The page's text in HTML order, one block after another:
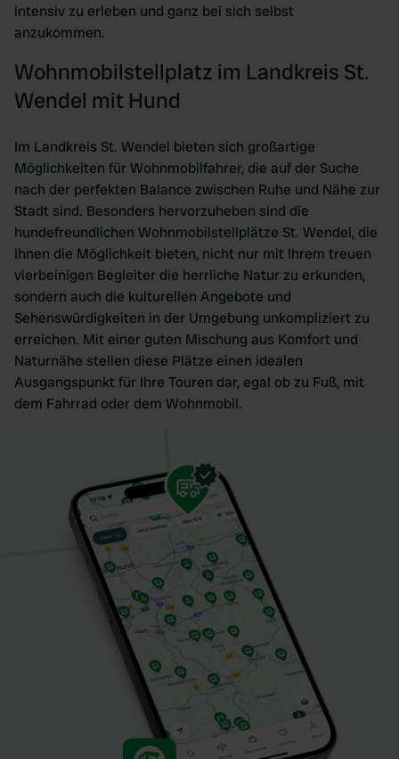
intensiv zu erleben und ganz bei sich selbst
anzukommen.
Wohnmobilstellplatz im Landkreis St.
Wendel mit Hund
Im Landkreis St. Wendel bieten sich großartige
Möglichkeiten für Wohnmobilfahrer, die auf der Suche
nach der perfekten Balance zwischen Ruhe und Nähe zur
Stadt sind. Besonders hervorzuheben sind die
hundefreundlichen Wohnmobilstellplätze St. Wendel, die
Ihnen die Möglichkeit bieten, nicht nur mit Ihrem treuen
vierbeinigen Begleiter die herrliche Natur zu erkunden,
sondern auch die kulturellen Angebote und
Sehenswürdigkeiten in der Umgebung unkompliziert zu
erreichen. Mit einer guten Mischung aus Komfort und
Naturnähe stellen diese Plätze einen idealen
Ausgangspunkt für Ihre Touren dar, egal ob zu Fuß, mit
dem Fahrrad oder dem Wohnmobil.